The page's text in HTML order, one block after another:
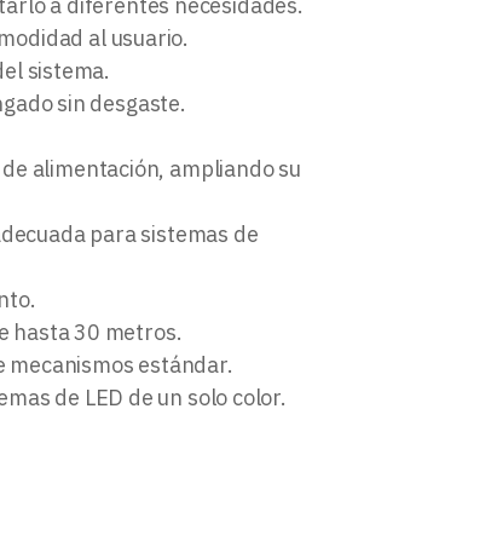
al usuario.
sistema.
sin desgaste.
alimentación, ampliando su
para sistemas de
hasta 30 metros.
mecanismos estándar.
de LED de un solo color.